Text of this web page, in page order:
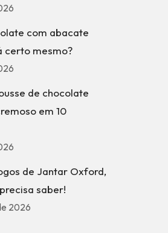
com abacate
certo mesmo?
de chocolate
em 10
de Jantar Oxford,
saber!
2026